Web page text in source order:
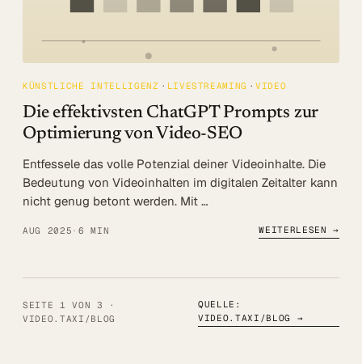
KÜNSTLICHE INTELLIGENZ LIVESTREAMING VIDEO
Die effektivsten ChatGPT Prompts zur
Optimierung von Video-SEO
Entfessele das volle Potenzial deiner Videoinhalte. Die
Bedeutung von Videoinhalten im digitalen Zeitalter kann
nicht genug betont werden. Mit …
AUG 2025 · 6 MIN WEITERLESEN →
SEITE 1 VON 3 ·
VIDEO.TAXI/BLOG
QUELLE:
VIDEO.TAXI/BLOG
→